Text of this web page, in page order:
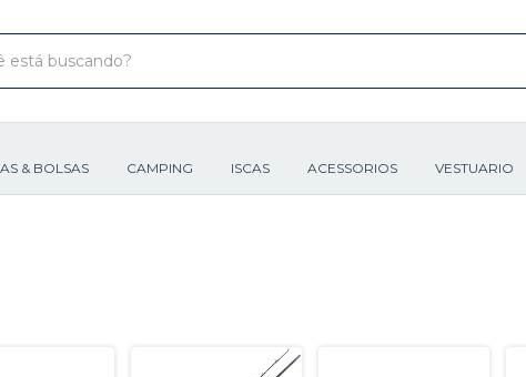
& BOLSAS CAMPING ISCAS ACESSORIOS VESTUARIO